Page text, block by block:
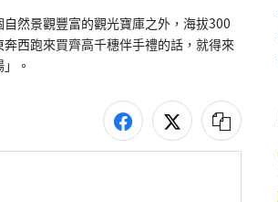
然景觀豐富的觀光寶庫之外，海拔300
西跑來買齊高千穗伴手禮的話，就得來
。